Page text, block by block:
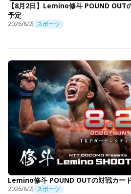
【8月2日】Lemino修斗 POUND OUT
予定
2026/8/2 スポーツ
Lemino修斗 POUND OUTの対戦カー
2026/8/2 スポーツ